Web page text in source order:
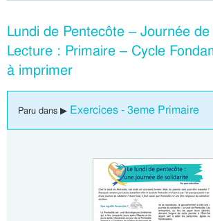
Lundi de Pentecôte – Journée
Lecture : Primaire – Cycle
à imprimer
Paru dans ▶ Exercices - 3eme Primaire